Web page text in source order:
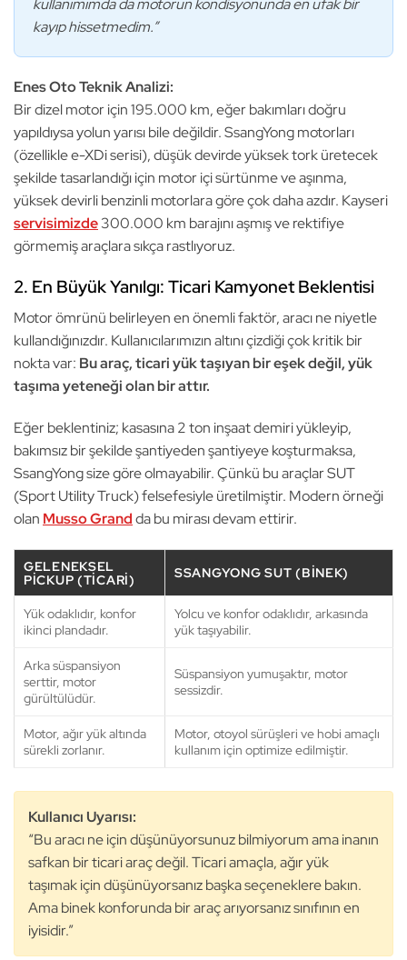
kayıp hissetmedim.”
Enes Oto Teknik Analizi:
Bir dizel motor için 195.000 km, eğer bakımları doğru
yapıldıysa yolun yarısı bile değildir. SsangYong motorları
(özellikle e-XDi serisi), düşük devirde yüksek tork üretecek
şekilde tasarlandığı için motor içi sürtünme ve aşınma,
yüksek devirli benzinli motorlara göre çok daha azdır. Kayseri
servisimizde300.000 km barajını aşmış ve rektifiye
görmemiş araçlara sıkça rastlıyoruz.
2. En Büyük Yanılgı: Ticari Kamyonet Beklentisi
Motor ömrünü belirleyen en önemli faktör, aracı ne niyetle
kullandığınızdır. Kullanıcılarımızın altını çizdiği çok kritik bir
nokta var: Bu araç, ticari yük taşıyan bir eşek değil, yük
taşıma yeteneği olan bir attır.
Eğer beklentiniz; kasasına 2 ton inşaat demiri yükleyip,
bakımsız bir şekilde şantiyeden şantiyeye koşturmaksa,
SsangYong size göre olmayabilir. Çünkü bu araçlar SUT
(Sport Utility Truck) felsefesiyle üretilmiştir. Modern örneği
olan Musso Grandda bu mirası devam ettirir.
GELENEKSEL
PICKUP (TICARI) SSANGYONG SUT (BINEK)
Yük odaklıdır, konfor
ikinci plandadır.
Yolcu ve konfor odaklıdır, arkasında
yük taşıyabilir.
Arka süspansiyon
serttir, motor
gürültülüdür.
Süspansiyon yumuşaktır, motor
sessizdir.
Motor, ağır yük altında
sürekli zorlanır.
Motor, otoyol sürüşleri ve hobi amaçlı
kullanım için optimize edilmiştir.
Kullanıcı Uyarısı:
“Bu aracı ne için düşünüyorsunuz bilmiyorum ama inanın
safkan bir ticari araç değil. Ticari amaçla, ağır yük
taşımak için düşünüyorsanız başka seçeneklere bakın.
Ama binek konforunda bir araç arıyorsanız sınıfının en
iyisidir.”